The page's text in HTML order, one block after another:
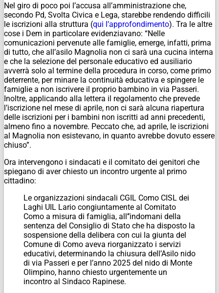
Nel giro di poco poi l’accusa all’amministrazione che,
secondo Pd, Svolta Civica e Lega, starebbe rendendo difficili
le iscrizioni alla struttura (qui l’approfondimento). Tra le altre
cose i Dem in particolare evidenziavano: “Nelle
comunicazioni pervenute alle famiglie, emerge, infatti, prima
di tutto, che all’asilo Magnolia non ci sarà una cucina interna
e che la selezione del personale educativo ed ausiliario
avverrà solo al termine della procedura in corso, come primo
deterrente, per minare la continuità educativa e spingere le
famiglie a non iscrivere il proprio bambino in via Passeri.
Inoltre, applicando alla lettera il regolamento che prevede
l’iscrizione nel mese di aprile, non ci sarà alcuna riapertura
delle iscrizioni per i bambini non iscritti ad anni precedenti,
almeno fino a novembre. Peccato che, ad aprile, le iscrizioni
al Magnolia non esistevano, in quanto avrebbe dovuto essere
chiuso”.
Ora intervengono i sindacati e il comitato dei genitori che
spiegano di aver chiesto un incontro urgente al primo
cittadino:
Le organizzazioni sindacali CGIL Como CISL dei
Laghi UIL Lario congiuntamente al Comitato
Como a misura di famiglia, all’’indomani della
sentenza del Consiglio di Stato che ha disposto la
sospensione della delibera con cui la giunta del
Comune di Como aveva riorganizzato i servizi
educativi, determinando la chiusura dell’Asilo nido
di via Passeri e per l’anno 2025 del nido di Monte
Olimpino, hanno chiesto urgentemente un
incontro al Sindaco Rapinese.